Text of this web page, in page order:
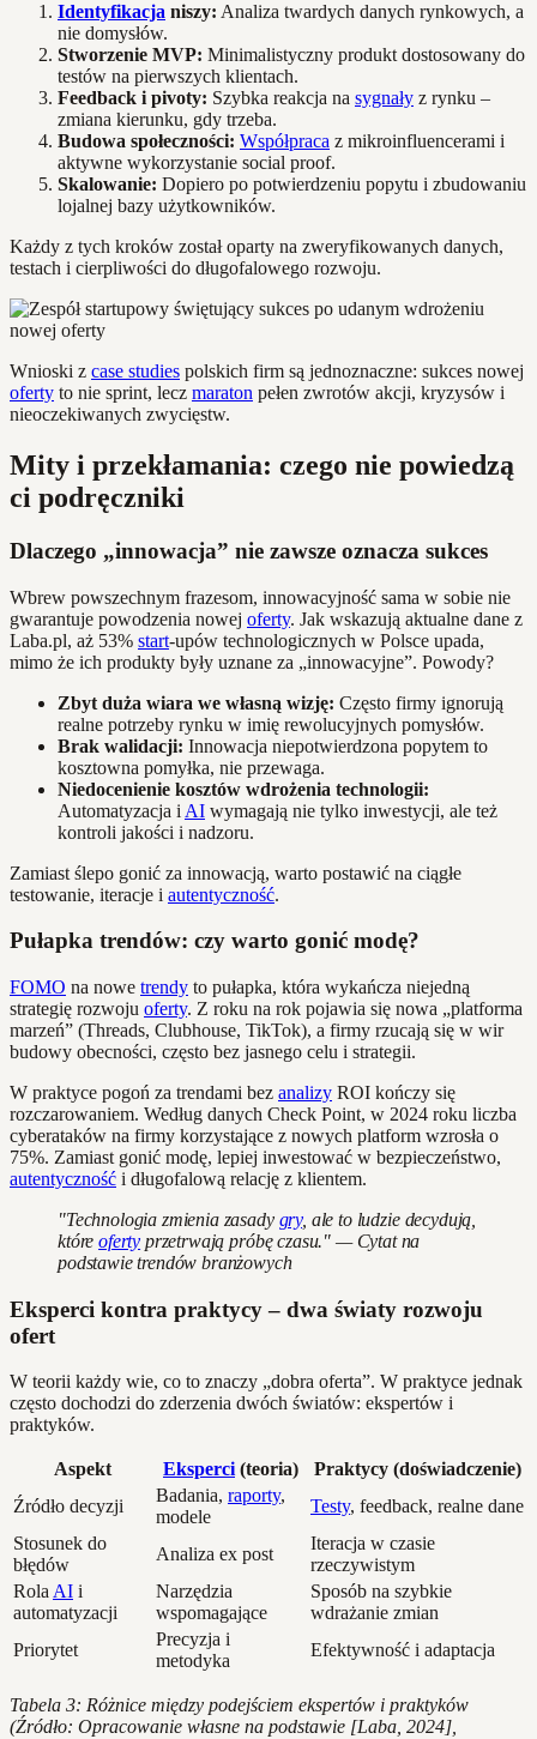
Identyfikacja niszy: Analiza twardych danych rynkowych, a
nie domysłów.
Stworzenie MVP: Minimalistyczny produkt dostosowany do
testów na pierwszych klientach.
Feedback i pivoty: Szybka reakcja na sygnały z rynku –
zmiana kierunku, gdy trzeba.
Budowa społeczności: Współpraca z mikroinfluencerami i
aktywne wykorzystanie social proof.
Skalowanie: Dopiero po potwierdzeniu popytu i zbudowaniu
lojalnej bazy użytkowników.
Każdy z tych kroków został oparty na zweryfikowanych danych,
testach i cierpliwości do długofalowego rozwoju.
Wnioski z case studies polskich firm są jednoznaczne: sukces nowej
oferty to nie sprint, lecz maraton pełen zwrotów akcji, kryzysów i
nieoczekiwanych zwycięstw.
Mity i przekłamania: czego nie powiedzą
ci podręczniki
Dlaczego „innowacja” nie zawsze oznacza sukces
Wbrew powszechnym frazesom, innowacyjność sama w sobie nie
gwarantuje powodzenia nowej oferty. Jak wskazują aktualne dane z
Laba.pl, aż 53% start-upów technologicznych w Polsce upada,
mimo że ich produkty były uznane za „innowacyjne”. Powody?
Zbyt duża wiara we własną wizję: Często firmy ignorują
realne potrzeby rynku w imię rewolucyjnych pomysłów.
Brak walidacji: Innowacja niepotwierdzona popytem to
kosztowna pomyłka, nie przewaga.
Niedocenienie kosztów wdrożenia technologii:
Automatyzacja i AI wymagają nie tylko inwestycji, ale też
kontroli jakości i nadzoru.
Zamiast ślepo gonić za innowacją, warto postawić na ciągłe
testowanie, iteracje i autentyczność.
Pułapka trendów: czy warto gonić modę?
FOMO na nowe trendy to pułapka, która wykańcza niejedną
strategię rozwoju oferty. Z roku na rok pojawia się nowa „platforma
marzeń” (Threads, Clubhouse, TikTok), a firmy rzucają się w wir
budowy obecności, często bez jasnego celu i strategii.
W praktyce pogoń za trendami bez analizy ROI kończy się
rozczarowaniem. Według danych Check Point, w 2024 roku liczba
cyberataków na firmy korzystające z nowych platform wzrosła o
75%. Zamiast gonić modę, lepiej inwestować w bezpieczeństwo,
autentyczność i długofalową relację z klientem.
"Technologia zmienia zasady gry, ale to ludzie decydują,
któreoferty przetrwają próbę czasu." — Cytat na
podstawie trendów branżowych
Eksperci kontra praktycy – dwa światy rozwoju
ofert
W teorii każdy wie, co to znaczy „dobra oferta”. W praktyce jednak
często dochodzi do zderzenia dwóch światów: ekspertów i
praktyków.
Aspekt Eksperci(teoria)
Praktycy (doświadczenie)
Źródło decyzji
Badania, raporty,
modele
Testy, feedback, realne dane
Stosunek do
błędów
Analiza ex post
Iteracja w czasie
rzeczywistym
RolaAI i
automatyzacji
Narzędzia
wspomagające
Sposób na szybkie
wdrażanie zmian
Priorytet
Precyzja i
metodyka
Efektywność i adaptacja
Tabela 3: Różnice między podejściem ekspertów i praktyków
(Źródło: Opracowanie własne na podstawie [Laba, 2024],